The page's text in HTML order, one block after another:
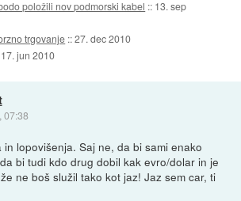
položili nov podmorski kabel :: 13. sep
trgovanje ::27. dec 2010
17. jun 2010
07:38
lopovišenja. Saj ne, da bi sami enako
bi tudi kdo drug dobil kak evro/dolar in je
ne boš služil tako kot jaz! Jaz sem car, ti